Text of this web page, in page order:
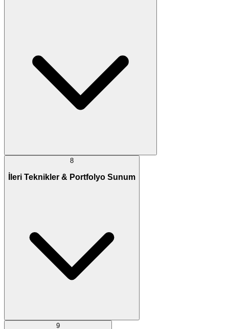
8
İleri Teknikler & Portfolyo Sunum
9